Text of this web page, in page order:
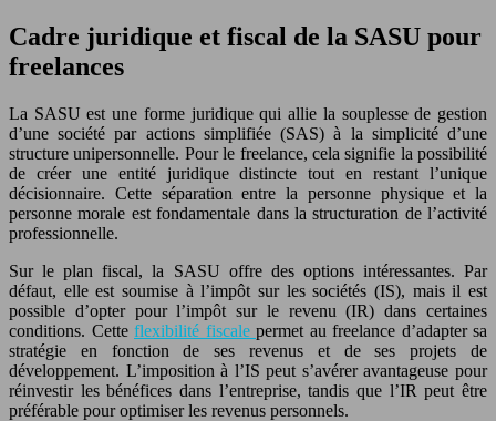
Cadre juridique et fiscal de la SASU pour
freelances
La SASU est une forme juridique qui allie la souplesse de gestion
d’une société par actions simplifiée (SAS) à la simplicité d’une
structure unipersonnelle. Pour le freelance, cela signifie la possibilité
de créer une entité juridique distincte tout en restant l’unique
décisionnaire. Cette séparation entre la personne physique et la
personne morale est fondamentale dans la structuration de l’activité
professionnelle.
Sur le plan fiscal, la SASU offre des options intéressantes. Par
défaut, elle est soumise à l’impôt sur les sociétés (IS), mais il est
possible d’opter pour l’impôt sur le revenu (IR) dans certaines
conditions. Cette flexibilité fiscale permet au freelance d’adapter sa
stratégie en fonction de ses revenus et de ses projets de
développement. L’imposition à l’IS peut s’avérer avantageuse pour
réinvestir les bénéfices dans l’entreprise, tandis que l’IR peut être
préférable pour optimiser les revenus personnels.